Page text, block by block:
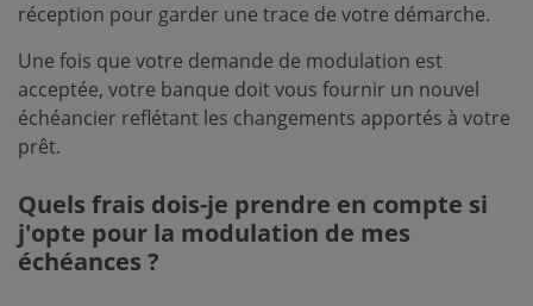
réception pour garder une trace de votre démarche.
Une fois que votre demande de modulation est
acceptée, votre banque doit vous fournir un nouvel
échéancier reflétant les changements apportés à votre
prêt.
Quels frais dois-je prendre en compte si
j'opte pour la modulation de mes
échéances ?